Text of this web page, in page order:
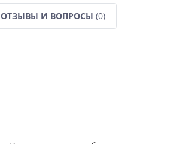
ОТЗЫВЫ И ВОПРОСЫ (0)